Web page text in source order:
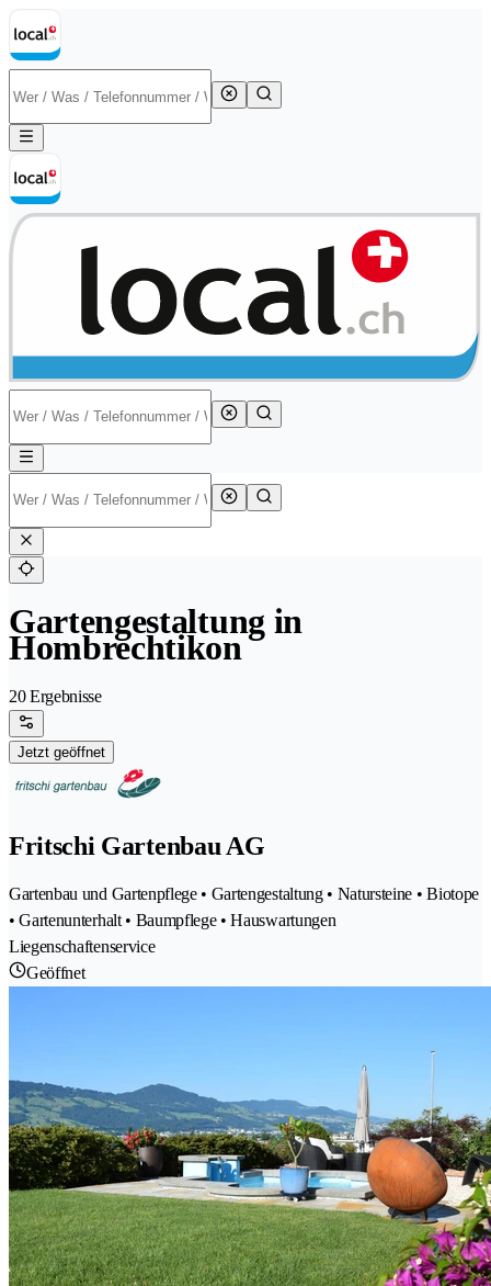
Gartengestaltung in
Hombrechtikon
20 Ergebnisse
Jetzt geöffnet
Fritschi Gartenbau AG
Gartenbau und Gartenpflege • Gartengestaltung • Natursteine • Biotope
• Gartenunterhalt • Baumpflege • Hauswartungen
Liegenschaftenservice
Geöffnet